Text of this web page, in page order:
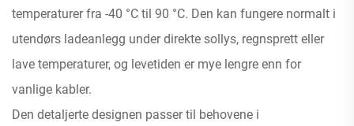
temperaturer fra -40 °C til 90 °C. Den kan fungere normalt i
utendørs ladeanlegg under direkte sollys, regnsprett eller
lave temperaturer, og levetiden er mye lengre enn for
vanlige kabler.
Den detaljerte designen passer til behovene i